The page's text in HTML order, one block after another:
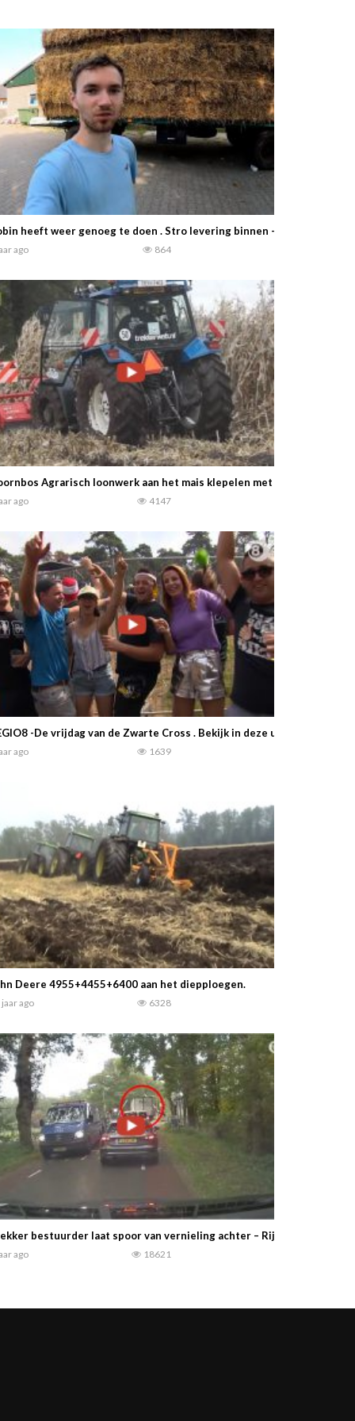
heeft weer genoeg te doen . Stro levering binnen – koeien
ago 864
Agrarisch loonwerk aan het mais klepelen met een Ford 7840
ago 4147
-De vrijdag van de Zwarte Cross . Bekijk in deze uitzending
ago 1639
Deere 4955+4455+6400 aan het diepploegen.
ago 6328
bestuurder laat spoor van vernieling achter – Rijdt de
ago 18621